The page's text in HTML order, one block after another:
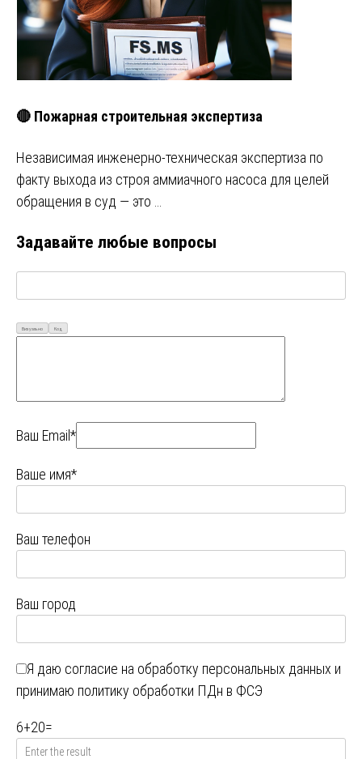
🔴 Пожарная строительная экспертиза
Независимая инженерно-техническая экспертиза по
факту выхода из строя аммиачного насоса для целей
обращения в суд — это …
Задавайте любые вопросы
Визуально Код
Ваш Email*
Ваше имя*
Ваш телефон
Ваш город
Я даю согласие на обработку персональных данных и
принимаю политику обработки ПДн в ФСЭ
6+20=